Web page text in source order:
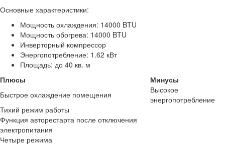
Основные характеристики:
Мощность охлаждения: 14000 BTU
Мощность обогрева: 14000 BTU
Инверторный компрессор
Энергопотребление: 1.62 кВт
Площадь: до 40 кв. м
Плюсы
Минусы
Быстрое охлаждение помещения
Высокое
энергопотребление
Тихий режим работы
Функция авторестарта после отключения
электропитания
Четыре режима